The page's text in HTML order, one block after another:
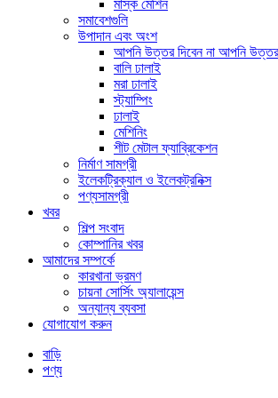
মাস্ক মেশিন
সমাবেশগুলি
উপাদান এবং অংশ
আপনি উত্তর দিবেন না আপনি উত্তর
বালি ঢালাই
মরা ঢালাই
স্ট্যাম্পিং
ঢালাই
মেশিনিং
শীট মেটাল ফ্যাব্রিকেশন
নির্মাণ সামগ্রী
ইলেকট্রিক্যাল ও ইলেকট্রনিক্স
পণ্যসামগ্রী
খবর
শিল্প সংবাদ
কোম্পানির খবর
আমাদের সম্পর্কে
কারখানা ভ্রমণ
চায়না সোর্সিং অ্যালায়েন্স
অন্যান্য ব্যবসা
যোগাযোগ করুন
বাড়ি
পণ্য